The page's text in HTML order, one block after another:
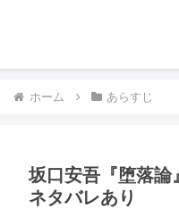
ホーム あらすじ
坂口安吾『堕落
ネタバレあり